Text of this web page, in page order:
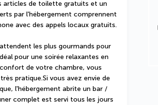
articles de toilette gratuits et un
par l'hébergement comprennent
avec des appels locaux gratuits.
les plus gourmands pour
pour une soirée relaxantes en
de votre chambre, vous
pratique.Si vous avez envie de
l'hébergement abrite un bar /
complet est servi tous les jours